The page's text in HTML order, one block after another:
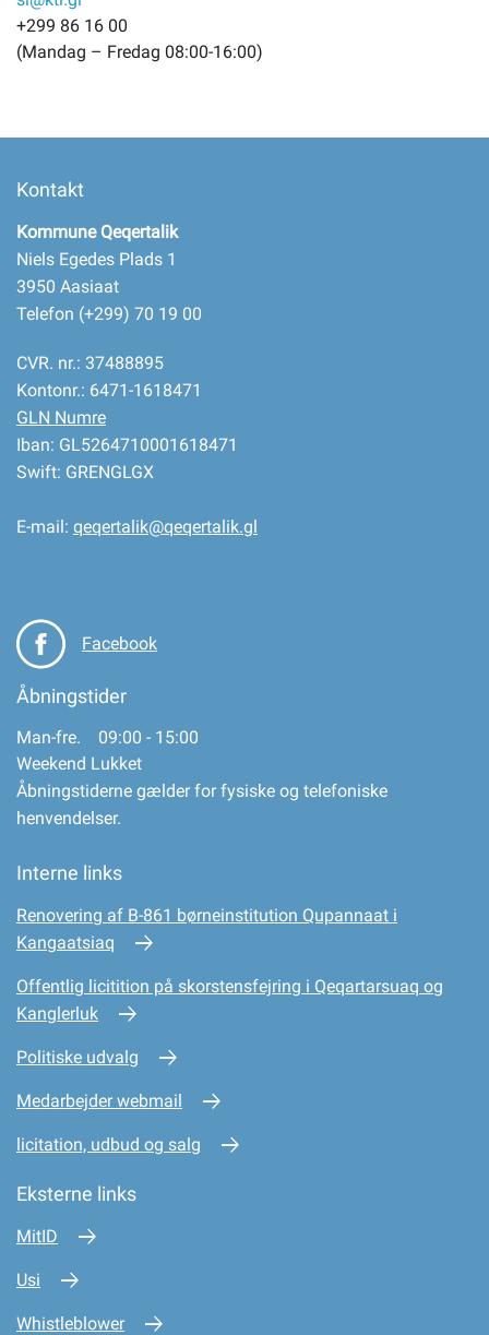
+299 86 16 00
(Mandag – Fredag 08:00-16:00)
Kontakt
Kommune Qeqertalik
Niels Egedes Plads 1
3950 Aasiaat
Telefon (+299) 70 19 00
CVR. nr.: 37488895
Kontonr.: 6471-1618471
GLN Numre
Iban: GL5264710001618471
Swift: GRENGLGX
E-mail: qeqertalik@qeqertalik.gl
Facebook
Åbningstider
Man-fre. 09:00 - 15:00
Weekend Lukket
Åbningstiderne gælder for fysiske og telefoniske
henvendelser.
Interne links
Renovering af B-861 børneinstitution Qupannaat i
Kangaatsiaq
Offentlig licitition på skorstensfejring i Qeqartarsuaq og
Kanglerluk
Politiske udvalg
Medarbejder webmail
licitation, udbud og salg
Eksterne links
MitID
Usi
Whistleblower